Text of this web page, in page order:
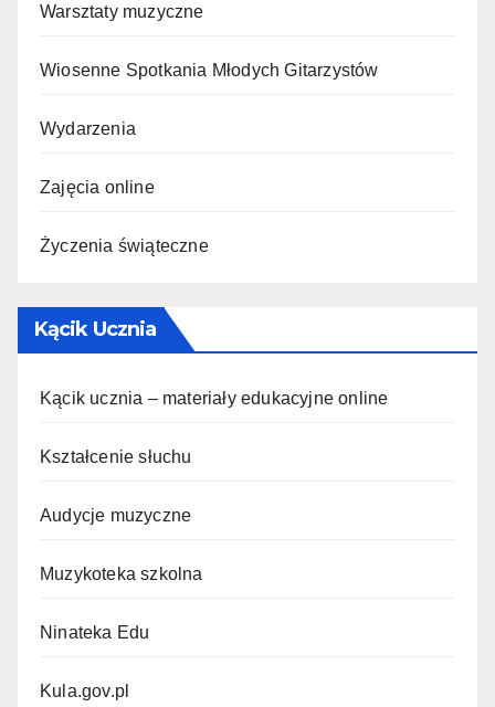
Warsztaty muzyczne
Wiosenne Spotkania Młodych Gitarzystów
Wydarzenia
Zajęcia online
Życzenia świąteczne
Kącik Ucznia
Kącik ucznia – materiały edukacyjne online
Kształcenie słuchu
Audycje muzyczne
Muzykoteka szkolna
Ninateka Edu
Kula.gov.pl